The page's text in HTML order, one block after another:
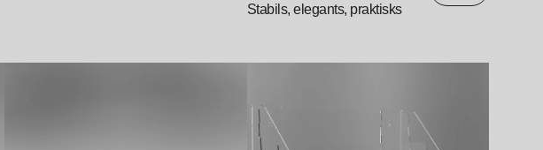
Stabils, elegants, praktisks